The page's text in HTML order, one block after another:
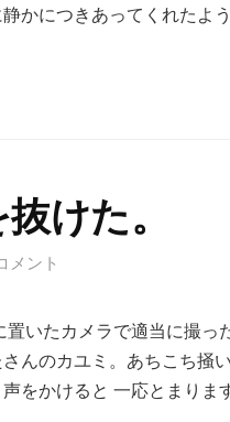
かにつきあってくれたよ
けた。
メント
置いたカメラで適当に撮っ
んのカユミ。あちこち掻
をかけると 一応とまりま